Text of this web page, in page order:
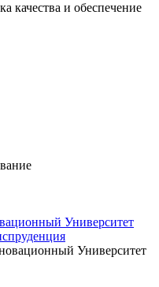
качества и обеспечение
Университет